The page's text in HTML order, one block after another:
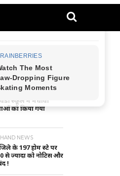
HALDWANI NEWS
वैंडी स्कूल में मेधावी
को किया गया
NEWS
के 197 होम स्टे पर
से ज्यादा को नोटिस और
!